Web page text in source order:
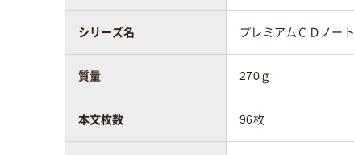
シリーズ名 プレミアムＣＤノート
質量 270ｇ
本文枚数 96枚